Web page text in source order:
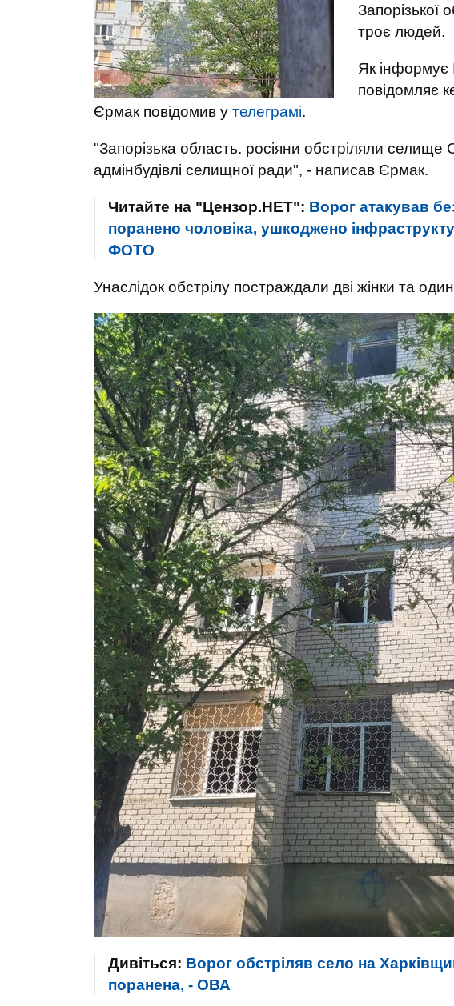
Запорізької
троє людей.
Як інформує
повідомляє
Єрмак повідомив у телеграмі.
"Запорізька область. росіяни обстріляли селище
адмінбудівлі селищної ради", - написав Єрмак.
Читайте на "Цензор.НЕТ": Ворог атакував
поранено чоловіка, ушкоджено
ФОТО
Унаслідок обстрілу постраждали дві жінки та
Дивіться: Ворог обстріляв село на
поранена, - ОВА